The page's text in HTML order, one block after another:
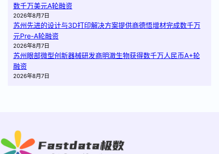
数千万美元A轮融资
2026年8月7日
苏州先进的设计与3D打印解决方案提供商德悟增材完成数千万
元Pre-A轮融资
2026年8月7日
苏州眼部微型创新器械研发商明澈生物获得数千万人民币A+轮
融资
2026年8月7日